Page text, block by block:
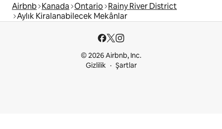
Airbnb Kanada Ontario Rainy River District
Aylık Kiralanabilecek Mekânlar
© 2026 Airbnb, Inc.
Gizlilik
Şartlar